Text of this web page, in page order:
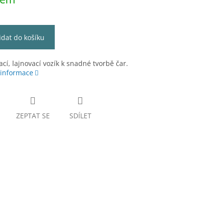
do košíku
lajnovací vozík k snadné tvorbě čar.
ZEPTAT SE SDÍLET